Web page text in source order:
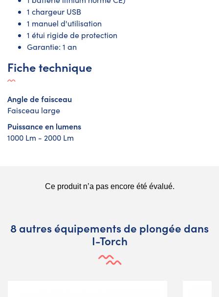
1 chargeur USB
1 manuel d'utilisation
1 étui rigide de protection
Garantie: 1 an
Fiche technique
Angle de faisceau
Faisceau large
Puissance en lumens
1000 Lm - 2000 Lm
8 autres équipements de plongée dans
I-Torch